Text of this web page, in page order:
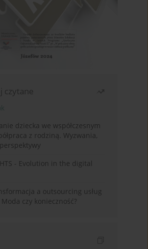
czytane
dziecka we współczesnym
z rodziną. Wyzwania,
- Evolution in the digital
a outsourcing usług
czy konieczność?